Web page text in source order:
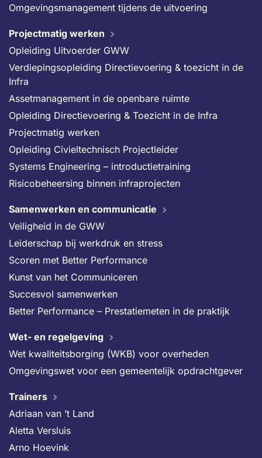
Omgevingsmanagement tijdens de uitvoering
Projectmatig werken
Opleiding Uitvoerder GWW
Verdiepingsopleiding Directievoering & toezicht in de
Infra
Assetmanagement in de openbare ruimte
Opleiding Directievoering & Toezicht in de Infra
Projectmatig werken
Opleiding Civieltechnisch Projectleider
Systems Engineering – introductietraining
Risicobeheersing binnen infraprojecten
Samenwerken en communicatie
Veiligheid in de GWW
Leiderschap bij werkdruk en stress
Scoren met Better Performance
Kunst van het Communiceren
Succesvol samenwerken
Better Performance – Prestatiemeten in de praktijk
Wet- en regelgeving
Wet kwaliteitsborging (WKB) voor overheden
Omgevingswet voor een gemeentelijk opdrachtgever
Trainers
Adriaan van ’t Land
Aletta Versluis
Arno Hoevink